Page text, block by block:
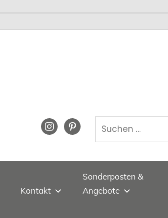
instagrampinterest
Kontakt
Sonderposten &
Angebote